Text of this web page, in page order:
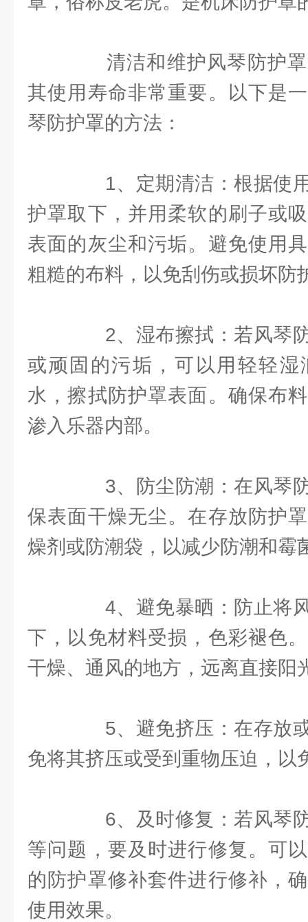
清洁和维护风琴防护罩
其使用寿命非常重要。以下是
琴防护罩的方法：
1、定期清洁：根据使用
护罩取下，并用柔软的刷子或
表面的灰尘和污垢。避免使用
粗糙的布料，以免刮伤或损坏防
2、湿布擦拭：若风琴防
或顽固的污垢，可以用轻轻湿
水，擦拭防护罩表面。确保布
渗入乐器内部。
3、防尘防潮：在风琴防
保表面干燥无尘。在存放防护
燥剂或防潮袋，以减少防潮和霉
4、避免暴晒：防止将风
下，以免材料受损，色彩褪色
干燥、通风的地方，远离直接阳
5、避免挤压：在存放或
免将其挤压或受到重物压迫，以
6、及时修复：若风琴防
等问题，要及时进行修复。可
的防护罩修补套件进行修补，
使用效果。